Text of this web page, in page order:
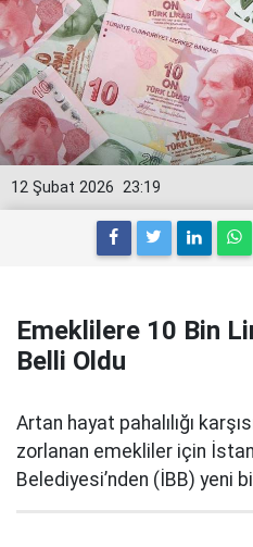
23:19
12 Şubat 2026
Emeklilere 10 Bin
Belli Oldu
Artan hayat pahalılığı
zorlanan emekliler için
Belediyesi’nden (İBB) yeni